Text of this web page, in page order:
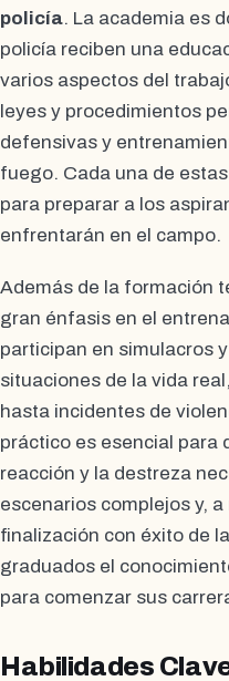
policía. La academia es
policía reciben una
varios aspectos del
leyes y procedimientos
defensivas y
fuego. Cada una de
para preparar a los
enfrentarán en el campo.
Además de la formación
gran énfasis en el
participan en simulacros
situaciones de la vida
hasta incidentes de
práctico es esencial para
reacción y la destreza
escenarios complejos y,
finalización con éxito de
graduados el
para comenzar sus
Habilidades